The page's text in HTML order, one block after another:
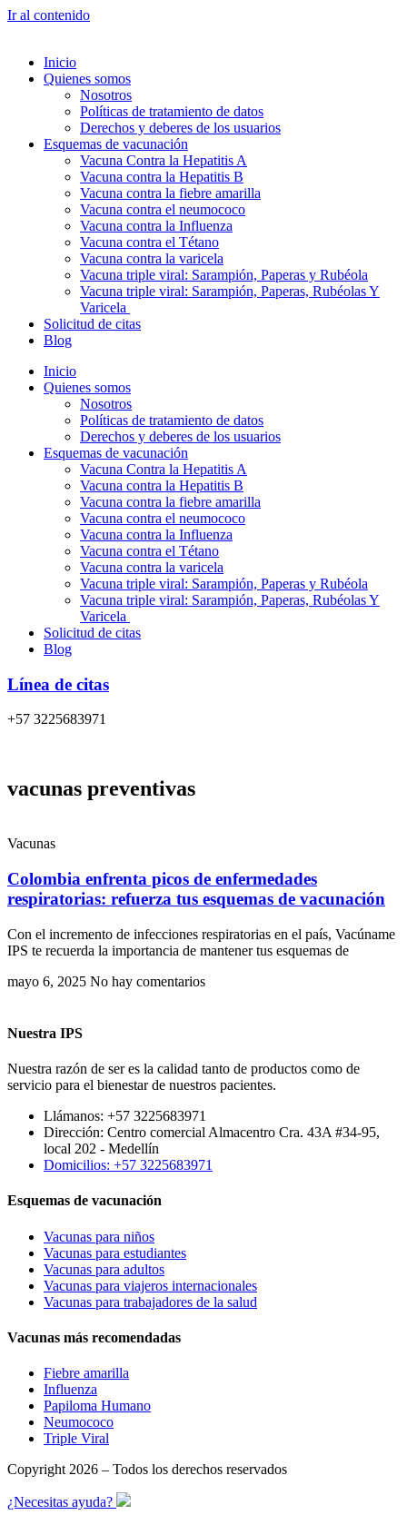
Ir al contenido
Inicio
Quienes somos
Nosotros
Políticas de tratamiento de datos
Derechos y deberes de los usuarios
Esquemas de vacunación
Vacuna Contra la Hepatitis A
Vacuna contra la Hepatitis B
Vacuna contra la fiebre amarilla
Vacuna contra el neumococo
Vacuna contra la Influenza
Vacuna contra el Tétano
Vacuna contra la varicela
Vacuna triple viral: Sarampión, Paperas y Rubéola
Vacuna triple viral: Sarampión, Paperas, Rubéolas Y
Varicela
Solicitud de citas
Blog
Inicio
Quienes somos
Nosotros
Políticas de tratamiento de datos
Derechos y deberes de los usuarios
Esquemas de vacunación
Vacuna Contra la Hepatitis A
Vacuna contra la Hepatitis B
Vacuna contra la fiebre amarilla
Vacuna contra el neumococo
Vacuna contra la Influenza
Vacuna contra el Tétano
Vacuna contra la varicela
Vacuna triple viral: Sarampión, Paperas y Rubéola
Vacuna triple viral: Sarampión, Paperas, Rubéolas Y
Varicela
Solicitud de citas
Blog
Línea de citas
+57 3225683971
vacunas preventivas
Vacunas
Colombia enfrenta picos de enfermedades
respiratorias: refuerza tus esquemas de vacunación
Con el incremento de infecciones respiratorias en el país, Vacúname
IPS te recuerda la importancia de mantener tus esquemas de
mayo 6, 2025 No hay comentarios
Nuestra IPS
Nuestra razón de ser es la calidad tanto de productos como de
servicio para el bienestar de nuestros pacientes.
Llámanos: +57 3225683971
Dirección: Centro comercial Almacentro Cra. 43A #34-95,
local 202 - Medellín
Domicilios: +57 3225683971
Esquemas de vacunación
Vacunas para niños
Vacunas para estudiantes
Vacunas para adultos
Vacunas para viajeros internacionales
Vacunas para trabajadores de la salud
Vacunas más recomendadas
Fiebre amarilla
Influenza
Papiloma Humano
Neumococo
Triple Viral
Copyright 2026 – Todos los derechos reservados
¿Necesitas ayuda?